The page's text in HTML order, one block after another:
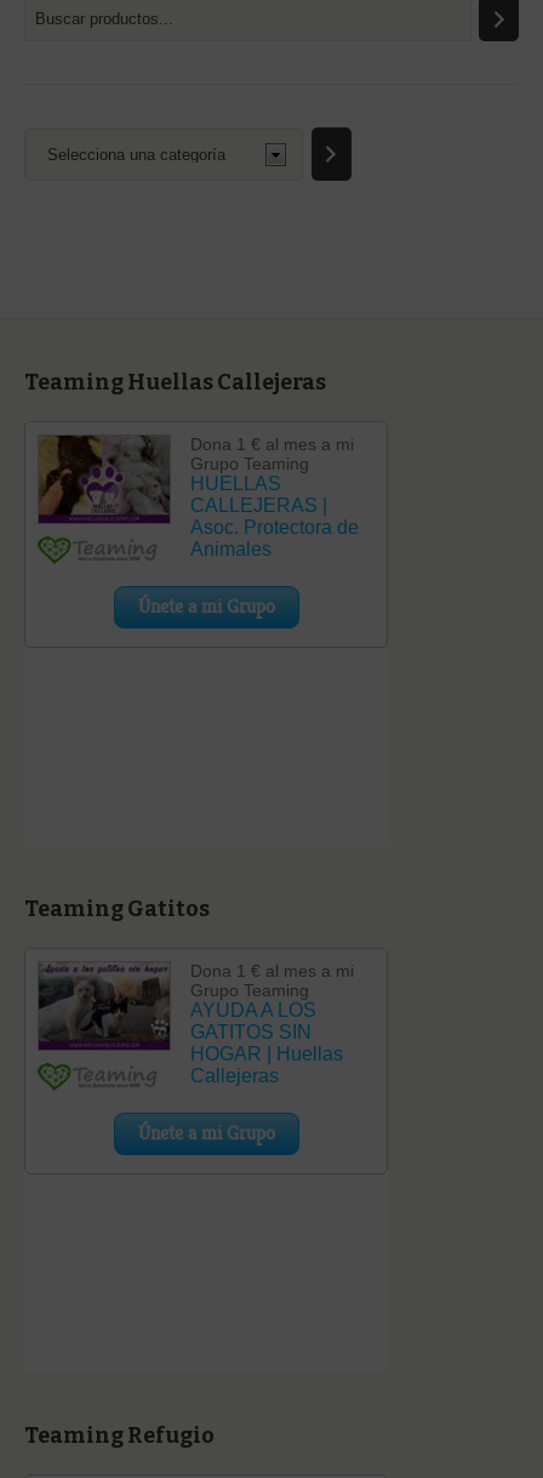
Teaming Huellas Callejeras
Teaming Gatitos
Teaming Refugio